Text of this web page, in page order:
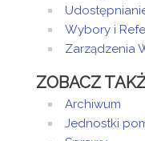
Wybory i
Zarządzenia
ZOBACZ
Archiwum
Jednostki